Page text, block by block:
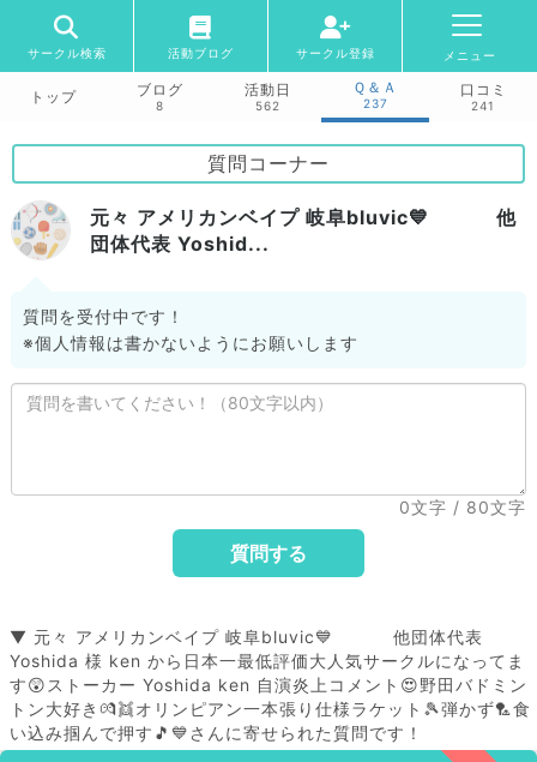
サークル検索 活動ブログ サークル登録 メニュー
トップ ブログ
8
活動日
562
Ｑ＆Ａ
237
口コミ
241
質問コーナー
元々 アメリカンベイプ 岐阜bluvic💙 他
団体代表 Yoshid...
質問を受付中です！
※個人情報は書かないようにお願いします
0文字 / 80文字
▼ 元々 アメリカンベイプ 岐阜bluvic💙 他団体代表
Yoshida 様 ken から日本一最低評価大人気サークルになってま
す😲ストーカー Yoshida ken 自演炎上コメント😍野田バドミン
トン大好き💏👯オリンピアン一本張り仕様ラケット🎾弾かず🏸食
い込み掴んで押す🎵💙さんに寄せられた質問です！